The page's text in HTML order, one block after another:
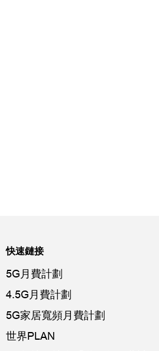
快速鏈接
5G月費計劃
4.5G月費計劃
5G家居寬頻月費計劃
世界PLAN